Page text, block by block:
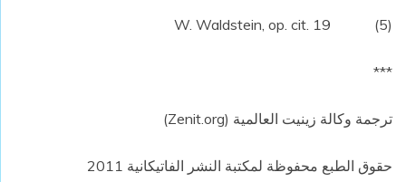
(5) W. Waldstein, op. cit. 19
***
ترجمة وكالة زينيت العالمية (Zenit.org)
حقوق الطبع محفوظة لمكتبة النشر الفاتيكانية 2011